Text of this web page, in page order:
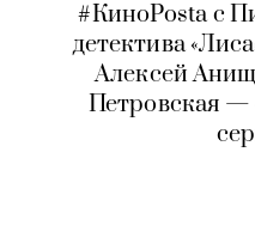
#КиноPosta с
детектива
Алексей
Петровская